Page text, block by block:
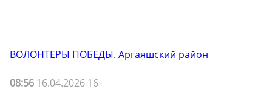
ВОЛОНТЕРЫ ПОБЕДЫ. Аргаяшский район
08:56 16.04.2026 16+